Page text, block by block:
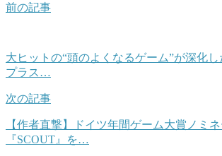
前の記事
大ヒットの“頭のよくなるゲーム”が深化
プラス…
次の記事
【作者直撃】ドイツ年間ゲーム大賞ノミ
『SCOUT』を…